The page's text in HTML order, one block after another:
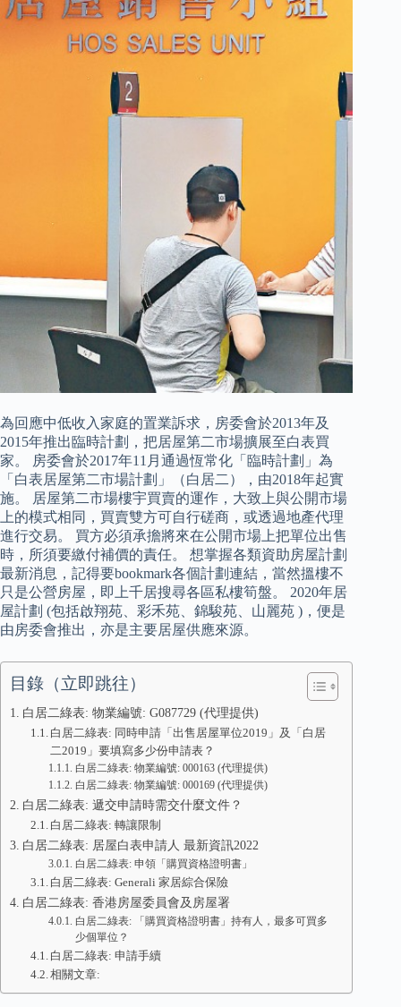
為回應中低收入家庭的置業訴求，房委會於2013年及
2015年推出臨時計劃，把居屋第二市場擴展至白表買
家。 房委會於2017年11月通過恆常化「臨時計劃」為
「白表居屋第二市場計劃」（白居二），由2018年起實
施。 居屋第二市場樓宇買賣的運作，大致上與公開市場
上的模式相同，買賣雙方可自行磋商，或透過地產代理
進行交易。 買方必須承擔將來在公開市場上把單位出售
時，所須要繳付補價的責任。 想掌握各類資助房屋計劃
最新消息，記得要bookmark各個計劃連結，當然搵樓不
只是公營房屋，即上千居搜尋各區私樓筍盤。 2020年居
屋計劃 (包括啟翔苑、彩禾苑、錦駿苑、山麗苑 )，便是
由房委會推出，亦是主要居屋供應來源。
目錄（立即跳往）
白居二綠表: 物業編號: G087729 (代理提供)
白居二綠表: 同時申請「出售居屋單位2019」及「白居
二2019」要填寫多少份申請表？
白居二綠表: 物業編號: 000163 (代理提供)
白居二綠表: 物業編號: 000169 (代理提供)
白居二綠表: 遞交申請時需交什麼文件？
白居二綠表: 轉讓限制
白居二綠表: 居屋白表申請人 最新資訊2022
白居二綠表: 申領「購買資格證明書」
白居二綠表: Generali 家居綜合保險
白居二綠表: 香港房屋委員會及房屋署
白居二綠表: 「購買資格證明書」持有人，最多可買多
少個單位？
白居二綠表: 申請手續
相關文章: